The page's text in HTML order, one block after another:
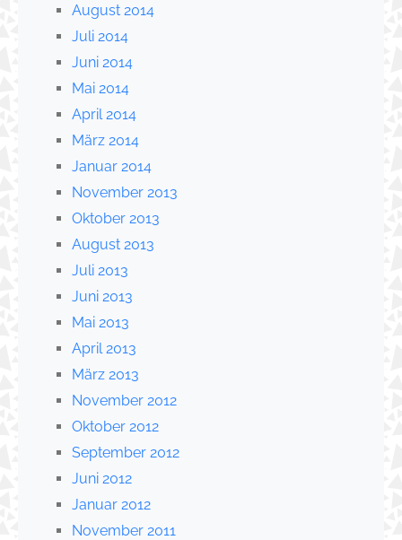
August 2014
Juli 2014
Juni 2014
Mai 2014
April 2014
März 2014
Januar 2014
November 2013
Oktober 2013
August 2013
Juli 2013
Juni 2013
Mai 2013
April 2013
März 2013
November 2012
Oktober 2012
September 2012
Juni 2012
Januar 2012
November 2011